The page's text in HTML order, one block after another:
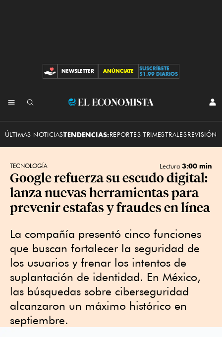
CONTRIBUCIONES
NEWSLETTER ANÚNCIATE
SUSCRÍBETE
$1.99 DIARIOS
El
ÚLTIMAS NOTICIASTENDENCIAS:REPORTES TRIMESTRALESREVISIÓN
TECNOLOGÍA Lectura 3:00 min
Google refuerza su escudo digital:
lanza nuevas herramientas para
prevenir estafas y fraudes en línea
La compañía presentó cinco funciones
que buscan fortalecer la seguridad de
los usuarios y frenar los intentos de
suplantación de identidad. En México,
las búsquedas sobre ciberseguridad
alcanzaron un máximo histórico en
septiembre.